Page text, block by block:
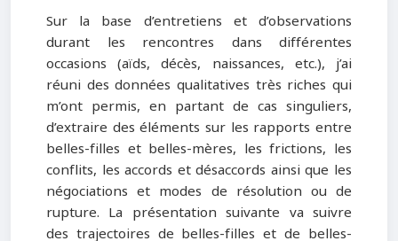
Sur la base d’entretiens et d’observations
durant les rencontres dans différentes
occasions (aïds, décès, naissances, etc.), j’ai
réuni des données qualitatives très riches qui
m’ont permis, en partant de cas singuliers,
d’extraire des éléments sur les rapports entre
belles-filles et belles-mères, les frictions, les
conflits, les accords et désaccords ainsi que les
négociations et modes de résolution ou de
rupture. La présentation suivante va suivre
des trajectoires de belles-filles et de belles-